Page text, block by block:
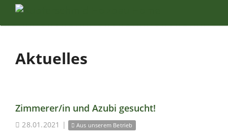
Aktuelles
Zimmerer/in und Azubi gesucht!
28.01.2021 | Aus unserem Betrieb